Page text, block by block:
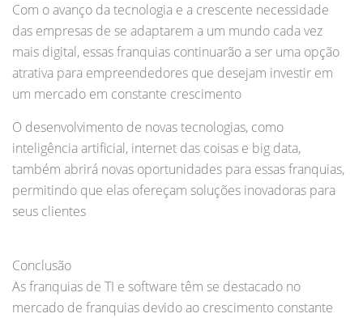
Com o avanço da tecnologia e a crescente necessidade
das empresas de se adaptarem a um mundo cada vez
mais digital, essas franquias continuarão a ser uma opção
atrativa para empreendedores que desejam investir em
um mercado em constante crescimento
O desenvolvimento de novas tecnologias, como
inteligência artificial, internet das coisas e big data,
também abrirá novas oportunidades para essas franquias,
permitindo que elas ofereçam soluções inovadoras para
seus clientes
Conclusão
As franquias de TI e software têm se destacado no
mercado de franquias devido ao crescimento constante